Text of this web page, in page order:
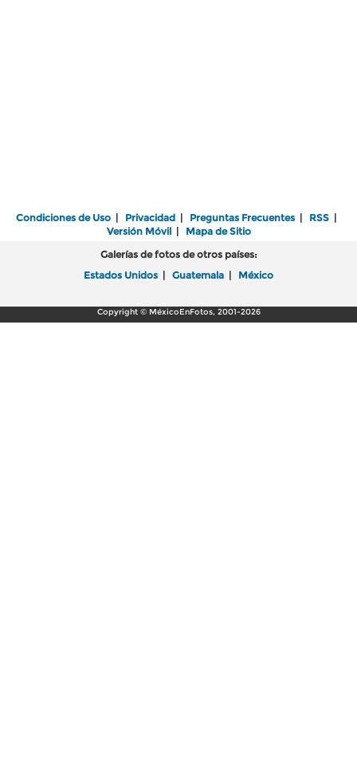
Condiciones de Uso | Privacidad | Preguntas Frecuentes | RSS |
Versión Móvil| Mapa de Sitio
Galerías de fotos de otros países:
Estados Unidos | Guatemala | México
Copyright © MéxicoEnFotos, 2001-2026